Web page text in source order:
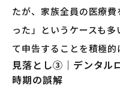
たが、家族全員の医療
った」というケースも
て申告することを積極的
見落とし③｜デンタル
時期の誤解